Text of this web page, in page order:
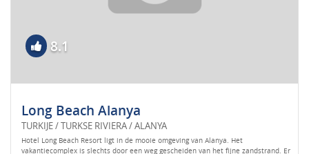
8.1
Long Beach Alanya
TURKIJE / TURKSE RIVIERA / ALANYA
Hotel Long Beach Resort ligt in de mooie omgeving van Alanya. Het
vakantiecomplex is slechts door een weg gescheiden van het fijne zandstrand. Er